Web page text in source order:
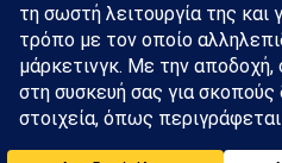
και η οικονομική
η κλιματική αλλαγή έχει
σπανιότερες σε